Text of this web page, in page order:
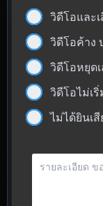
วิดีโอและ
วิดีโอค้าง
วิดีโอหยุด
วิดีโอไม่เริ่
ไม่ได้ยินเ